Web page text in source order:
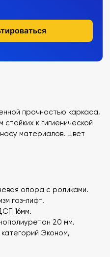
прочностью каркаса,
стойких к гигиенической
материалов. Цвет
опора с роликами.
газ-лифт.
16мм.
20 мм.
Эконом,